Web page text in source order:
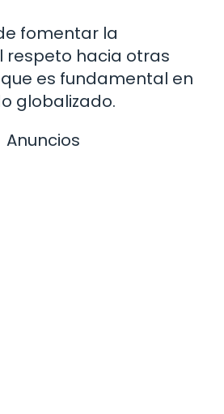
fomentar la
respeto hacia otras
es fundamental en
globalizado.
Anuncios